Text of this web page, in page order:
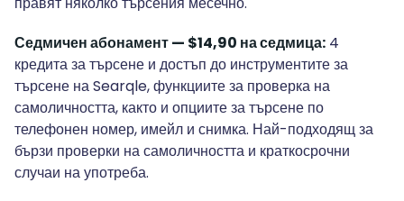
Седмичен абонамент — $14,90 на седмица: 4
кредита за търсене и достъп до инструментите за
търсене на Searqle, функциите за проверка на
самоличността, както и опциите за търсене по
телефонен номер, имейл и снимка. Най-подходящ за
бързи проверки на самоличността и краткосрочни
случаи на употреба.